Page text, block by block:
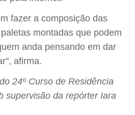
fazer a composição das
montadas que podem
anda pensando em dar
afirma.
24º Curso de Residência
supervisão da repórter Iara